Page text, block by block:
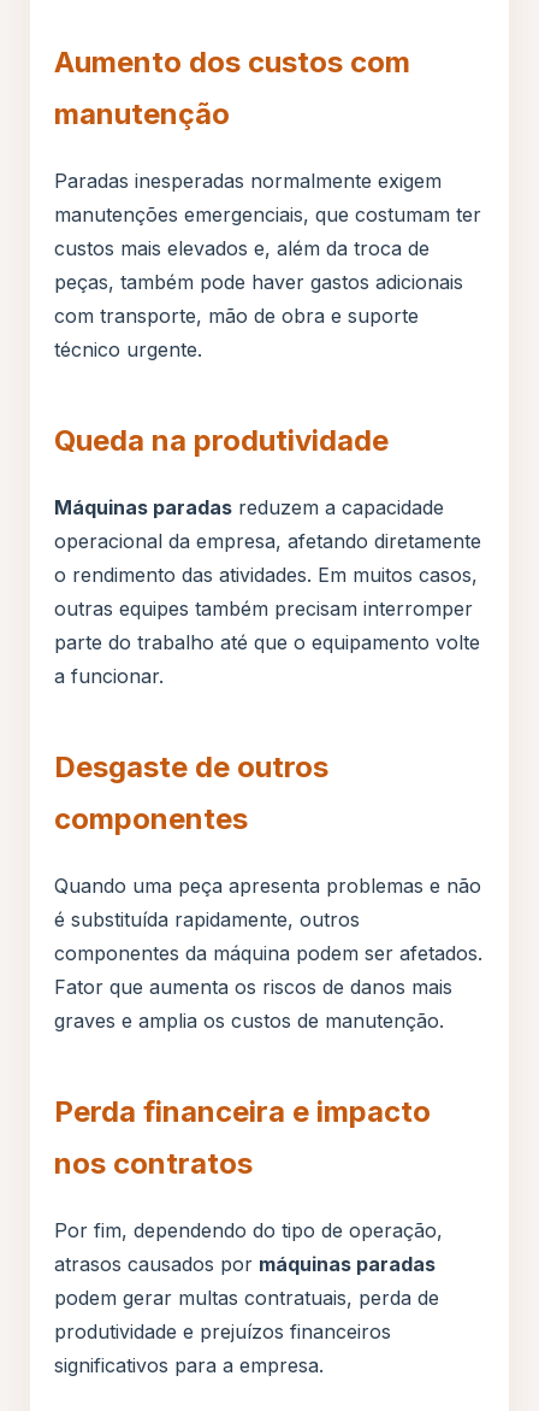
Aumento dos custos com
manutenção
Paradas inesperadas normalmente exigem
manutenções emergenciais, que costumam ter
custos mais elevados e, além da troca de
peças, também pode haver gastos adicionais
com transporte, mão de obra e suporte
técnico urgente.
Queda na produtividade
Máquinas paradas reduzem a capacidade
operacional da empresa, afetando diretamente
o rendimento das atividades. Em muitos casos,
outras equipes também precisam interromper
parte do trabalho até que o equipamento volte
a funcionar.
Desgaste de outros
componentes
Quando uma peça apresenta problemas e não
é substituída rapidamente, outros
componentes da máquina podem ser afetados.
Fator que aumenta os riscos de danos mais
graves e amplia os custos de manutenção.
Perda financeira e impacto
nos contratos
Por fim, dependendo do tipo de operação,
atrasos causados por máquinas paradas
podem gerar multas contratuais, perda de
produtividade e prejuízos financeiros
significativos para a empresa.